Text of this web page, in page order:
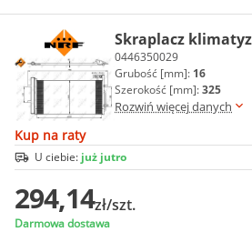
Skraplacz
0446350029
Grubość [mm]: 16
Szerokość [mm]:325
Rozwiń więcej danych
Kup na raty
U ciebie: już jutro
294,14zł/szt.
Darmowa dostawa